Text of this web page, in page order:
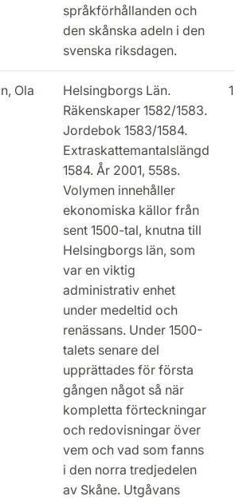
språkförhållanden och
den skånska adeln i den
svenska riksdagen.
Ola
Helsingborgs Län.
Räkenskaper 1582/1583.
Jordebok 1583/1584.
Extraskattemantalslängd
1584. År 2001, 558s.
Volymen innehåller
ekonomiska källor från
sent 1500-tal, knutna till
Helsingborgs län, som
var en viktig
administrativ enhet
under medeltid och
renässans. Under 1500-
talets senare del
upprättades för första
gången något så när
kompletta förteckningar
och redovisningar över
vem och vad som fanns
i den norra tredjedelen
av Skåne. Utgåvans